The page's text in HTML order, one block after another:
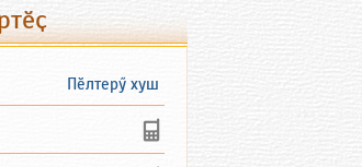
Пӗлтерӳ хуш